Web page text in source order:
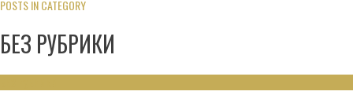
POSTS IN CATEGORY
БЕЗ РУБРИКИ